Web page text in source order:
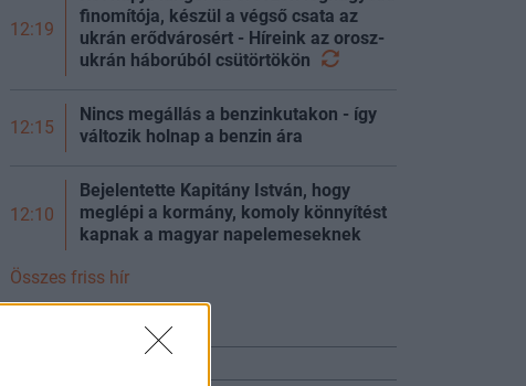
12:19
finomítója, készül a végső csata az
ukrán erődvárosért - Híreink az orosz-
ukrán háborúból csütörtökön
12:15
Nincs megállás a benzinkutakon - így
változik holnap a benzin ára
12:10
Bejelentette Kapitány István, hogy
meglépi a kormány, komoly könnyítést
kapnak a magyar napelemeseknek
Összes friss hír